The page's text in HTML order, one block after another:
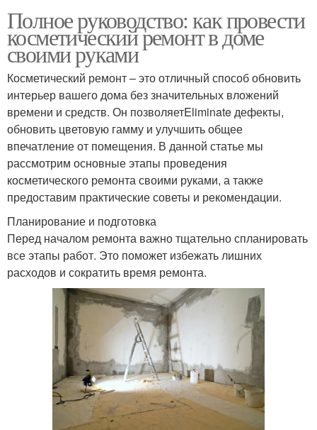
Полное руководство: как провести
косметический ремонт в доме
своими руками
Косметический ремонт – это отличный способ обновить
интерьер вашего дома без значительных вложений
времени и средств. Он позволяетEliminate дефекты,
обновить цветовую гамму и улучшить общее
впечатление от помещения. В данной статье мы
рассмотрим основные этапы проведения
косметического ремонта своими руками, а также
предоставим практические советы и рекомендации.
Планирование и подготовка
Перед началом ремонта важно тщательно спланировать
все этапы работ. Это поможет избежать лишних
расходов и сократить время ремонта.